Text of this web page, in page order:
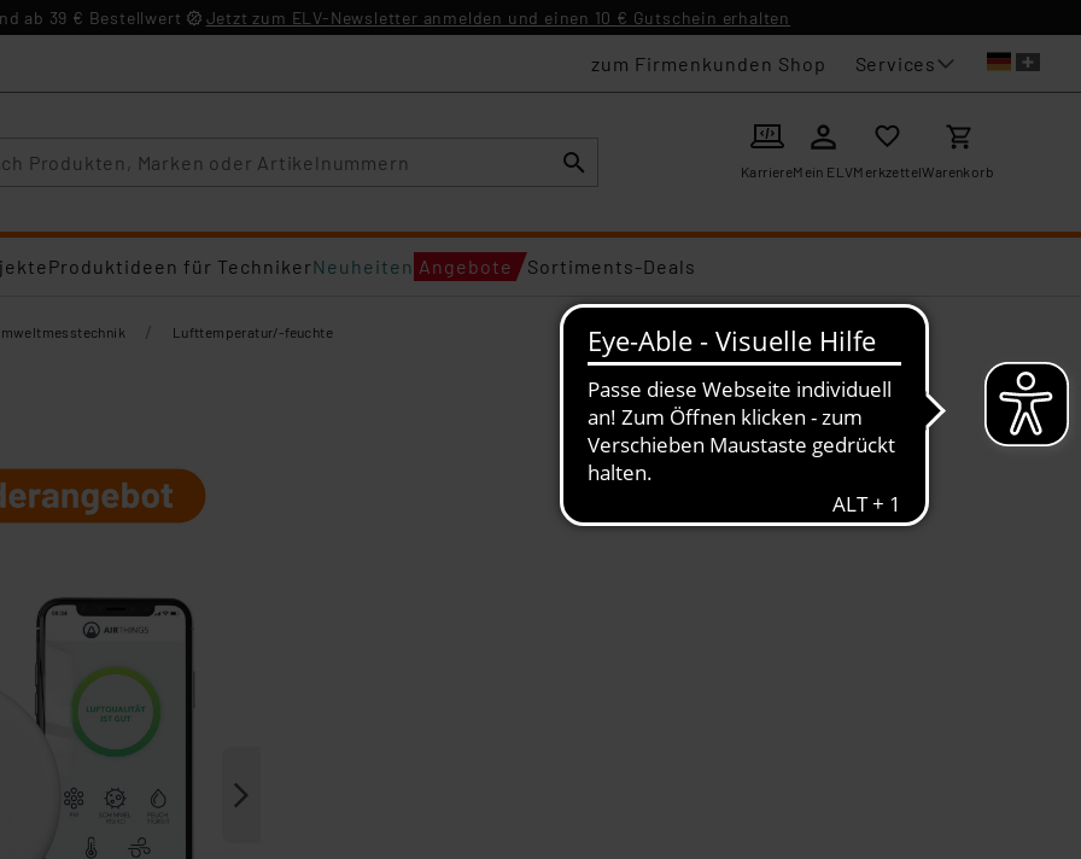
ab 39 € Bestellwert Jetzt zum ELV-Newsletter anmelden und einen 10 € Gutschein erhalten
zum Firmenkunden Shop Services
KarriereMein ELVMerkzettelWarenkorb
Produktideen für TechnikerNeuheiten Angebote Sortiments-Deals
/ Lufttemperatur/-feuchte